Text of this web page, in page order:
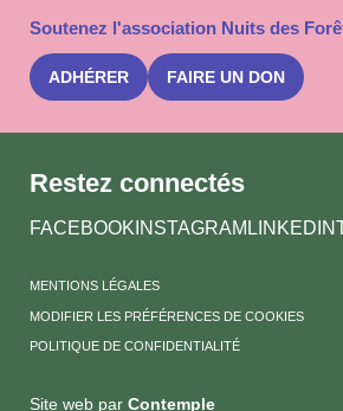
Soutenez l'association Nuits des
ADHÉRER FAIRE UN DON
Restez connectés
FACEBOOK INSTAGRAM LINKEDIN
MENTIONS LÉGALES
MODIFIER LES PRÉFÉRENCES DE COOKIES
POLITIQUE DE CONFIDENTIALITÉ
Site web par Contemple